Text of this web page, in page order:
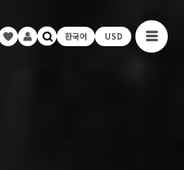
한국어 USD